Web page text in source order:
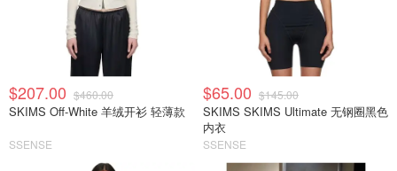
$207.00 $460.00
SKIMS Off-White 羊绒开衫 轻薄款
SSENSE
$65.00 $145.00
SKIMS SKIMS Ultimate 无钢圈黑色
内衣
SSENSE